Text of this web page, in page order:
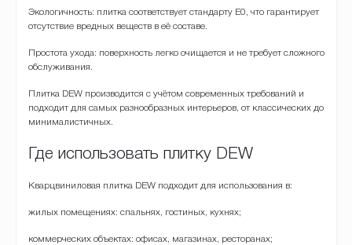
Экологичность: плитка соответствует стандарту E0, что гарантирует
отсутствие вредных веществ в её составе.
Простота ухода: поверхность легко очищается и не требует сложного
обслуживания.
Плитка DEW производится с учётом современных требований и
подходит для самых разнообразных интерьеров, от классических до
минималистичных.
Где использовать плитку DEW
Кварцвиниловая плитка DEW подходит для использования в:
жилых помещениях: спальнях, гостиных, кухнях;
коммерческих объектах: офисах, магазинах, ресторанах;